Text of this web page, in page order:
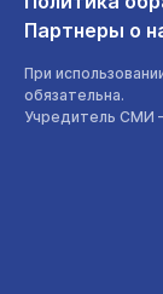
Партнеры о
При
обязательна.
Учредитель СМИ